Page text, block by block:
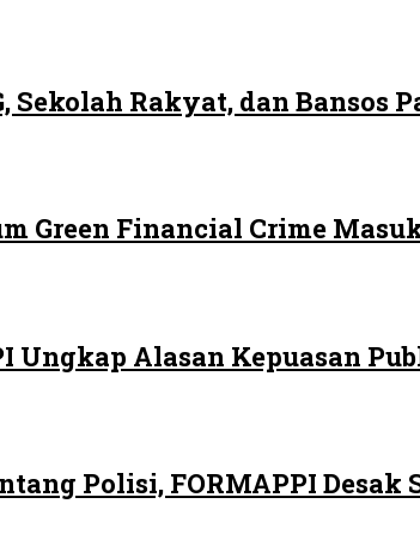
Sekolah Rakyat, dan Bansos
Green Financial Crime
Ungkap Alasan Kepuasan
Polisi, FORMAPPI Desak